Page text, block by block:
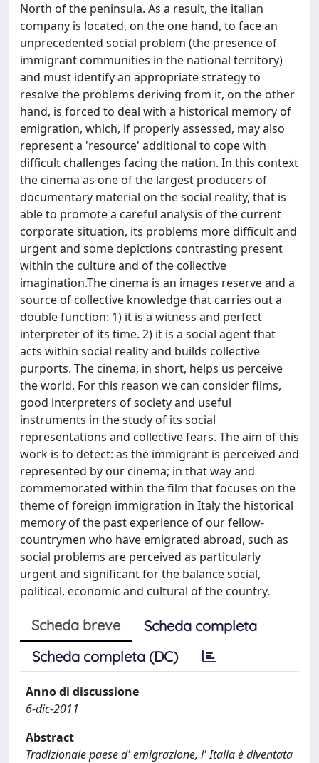
North of the peninsula. As a result, the italian
company is located, on the one hand, to face an
unprecedented social problem (the presence of
immigrant communities in the national territory)
and must identify an appropriate strategy to
resolve the problems deriving from it, on the other
hand, is forced to deal with a historical memory of
emigration, which, if properly assessed, may also
represent a 'resource' additional to cope with
difficult challenges facing the nation. In this context
the cinema as one of the largest producers of
documentary material on the social reality, that is
able to promote a careful analysis of the current
corporate situation, its problems more difficult and
urgent and some depictions contrasting present
within the culture and of the collective
imagination.The cinema is an images reserve and a
source of collective knowledge that carries out a
double function: 1) it is a witness and perfect
interpreter of its time. 2) it is a social agent that
acts within social reality and builds collective
purports. The cinema, in short, helps us perceive
the world. For this reason we can consider films,
good interpreters of society and useful
instruments in the study of its social
representations and collective fears. The aim of this
work is to detect: as the immigrant is perceived and
represented by our cinema; in that way and
commemorated within the film that focuses on the
theme of foreign immigration in Italy the historical
memory of the past experience of our fellow-
countrymen who have emigrated abroad, such as
social problems are perceived as particularly
urgent and significant for the balance social,
political, economic and cultural of the country.
Scheda breve
Scheda completa
Scheda completa (DC)
Anno di discussione
6-dic-2011
Abstract
Tradizionale paese d' emigrazione, l' Italia è diventata